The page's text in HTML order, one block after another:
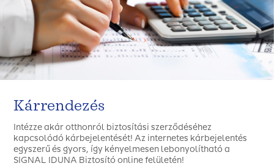
Kárrendezés
Intézze akár otthonról biztosítási szerződéséhez
kapcsolódó kárbejelentését! Az internetes kárbejelentés
egyszerű és gyors, így kényelmesen lebonyolítható a
SIGNAL IDUNA Biztosító online felületén!